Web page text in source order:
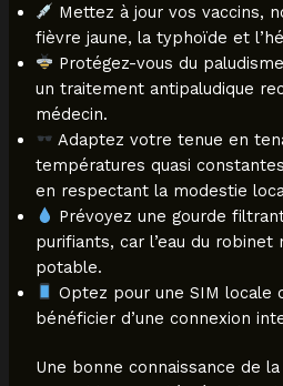
Mettez à jour vos vaccins,
fièvre jaune, la typhoïde et
Protégez-vous du
un traitement antipaludique
médecin.
Adaptez votre tenue en
températures quasi
en respectant la modestie
Prévoyez une gourde
purifiants, car l’eau du robinet
potable.
Optez pour une SIM locale
bénéficier d’une connexion
Une bonne connaissance de la